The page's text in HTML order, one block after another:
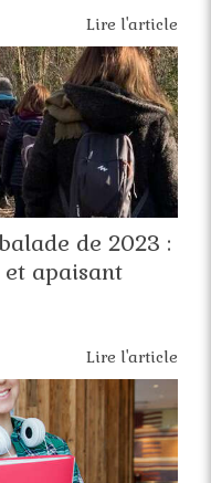
Lire l'article
de 2023 :
apaisant
Lire l'article